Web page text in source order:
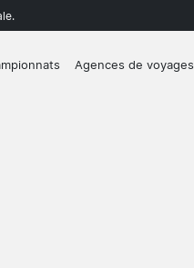
Agences de voyages